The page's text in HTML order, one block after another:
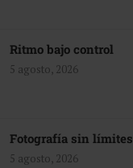
Ritmo bajo control
5 agosto, 2026
Fotografía sin límites
5 agosto, 2026